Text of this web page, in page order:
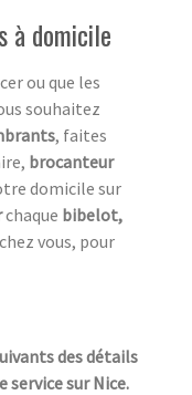
à domicile
ou que les
souhaitez
, faites
brocanteur
domicile sur
chaque bibelot,
vous, pour
des détails
sur Nice.